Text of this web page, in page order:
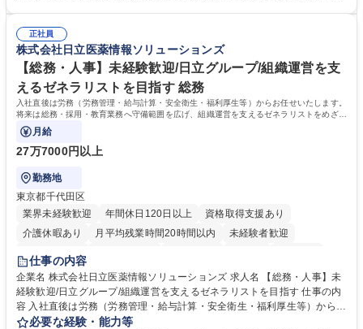
でも質問・相談できる環境が整っているため、安心して成長できます。 募
集職種 【森ビルG】人事・総務◆賞与5ヶ月◆年休120日◆残業少なめ◆
リモート可
務に挑戦できるため、自身の成長と組織への貢献度をダイレクトに実感で
きます。 残業少なめ、週1日リモート可など、ワークライフバランスを保
ち長期活躍できる環境です。 「これまでの幅広い経験を活かし、長期的な
キャリアを築きたい」という前向きな意欲と挑戦を全力で応援します。 学
歴・資格 学歴：大学院 大学 高専 短大 専修学校 高校 語学力： 資格：日商
簿記検定1級 日商簿記検定2級 日商簿記検定3級
正社員
株式会社日立医薬情報ソリューションズ
【総務・人事】未経験歓迎/日立グループ/組織運営を支
えるゼネラリストを目指す 総務
入社直後は労務（労務管理・給与計算・安全衛生・福利厚生等）からお任せいたします。
将来は総務・採用・教育業務へ守備範囲を広げ、組織運営を支えるゼネラリストをめざせ
ます。
月給
27万7000円以上
勤務地
東京都千代田区
業界未経験歓迎
年間休日120日以上
資格取得支援あり
介護休暇あり
月平均残業時間20時間以内
未経験者歓迎
住宅手当あり
育休あり
完全週休2日制 交通費支給 土日祝休み 寮・社宅あり
仕事の内容
企業名 株式会社日立医薬情報ソリューションズ 求人名 【総務・人事】未
経験歓迎/日立グループ/組織運営を支えるゼネラリストを目指す 仕事の内
容 入社直後は労務（労務管理・給与計算・安全衛生・福利厚生等）からお
任せいたします。将来は総務・採用・教育業務へ守備範囲を広げ、組織運
必要な経験・能力等